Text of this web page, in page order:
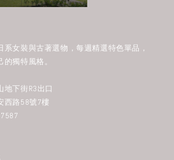
系女裝與古著選物，每週精選特色單品，
獨特風格。
地下街R3出口
西路58號7樓